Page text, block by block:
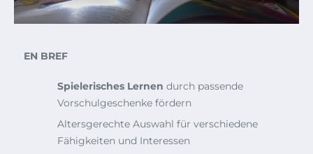
EN BREF
Spielerisches Lernen durch passende
Vorschulgeschenke fördern
Altersgerechte Auswahl für verschiedene
Fähigkeiten und Interessen